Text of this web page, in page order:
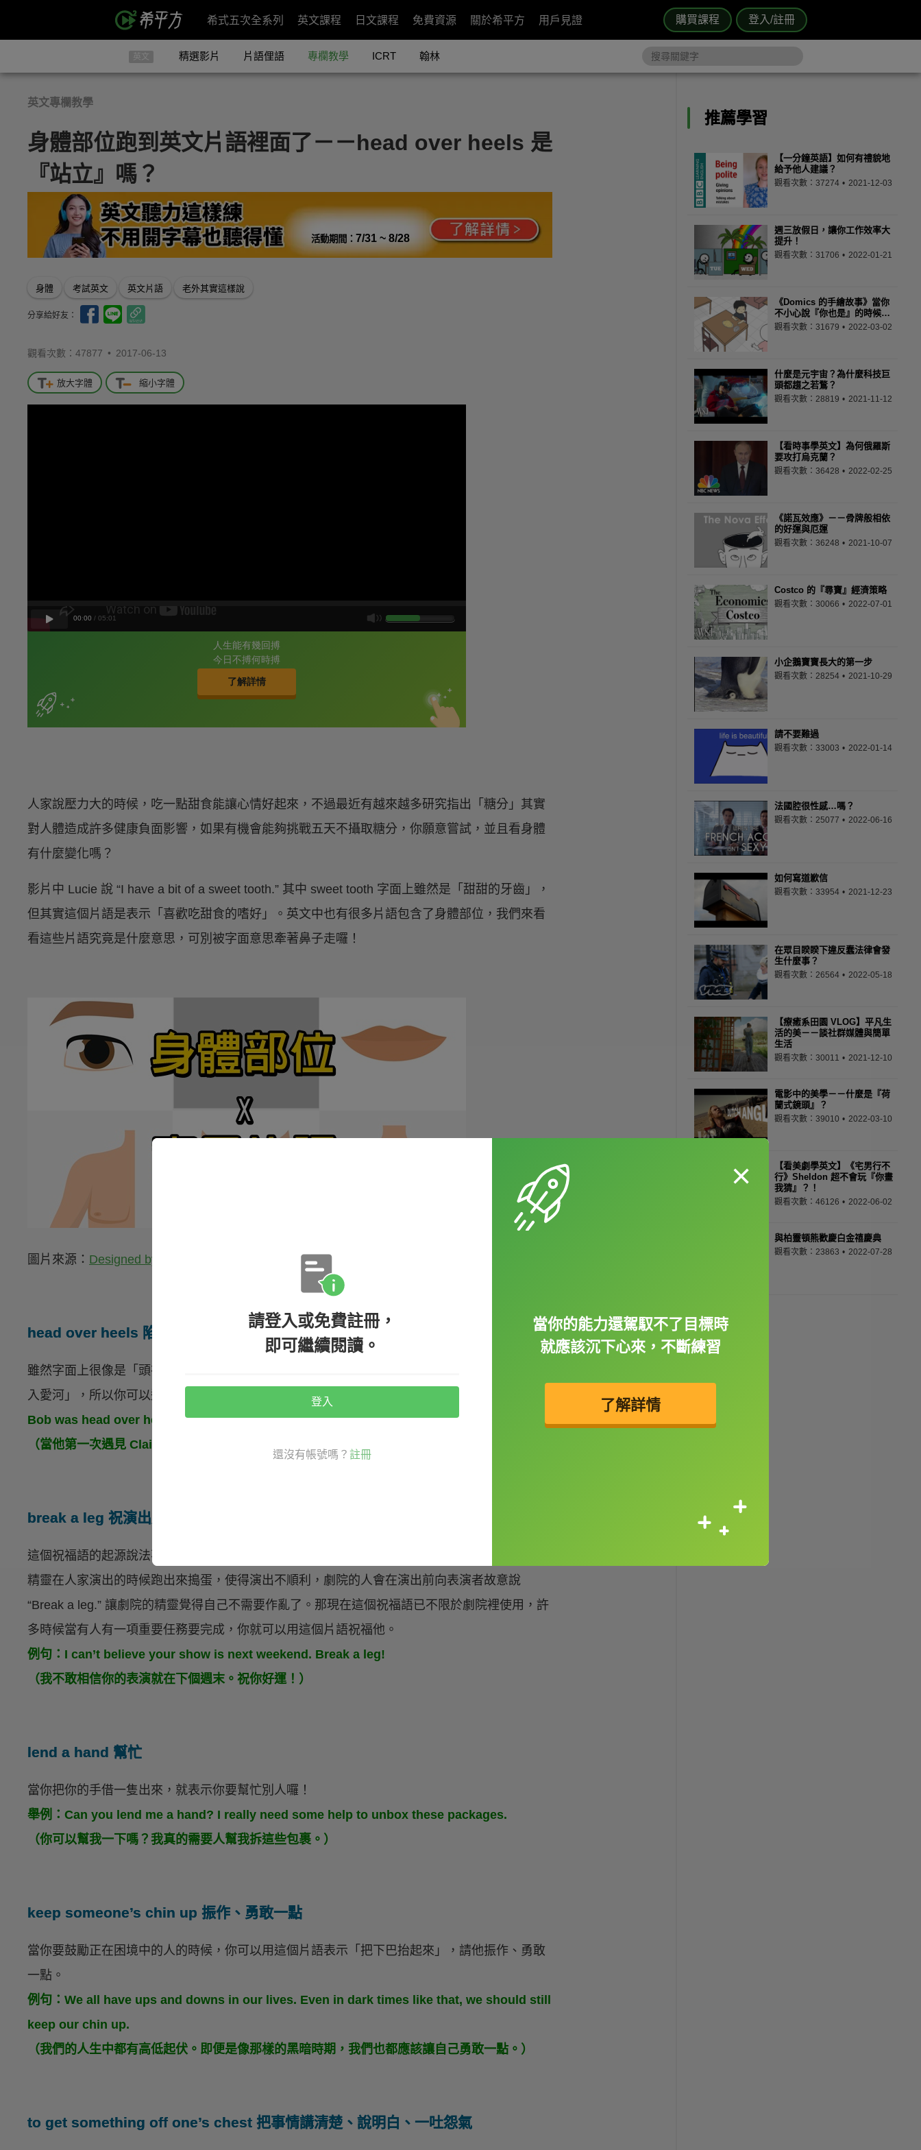
購買課程 登入/註冊
希式五次全系列 英文課程 日文課程 免費資源 關於希平方 用戶見證
英文 精選影片 片語俚語 專欄教學 ICRT 翰林
英文專欄教學
身體部位跑到英文片語裡面了－－head over heels 是
『站立』嗎？
活動期間： 7/31 ~ 8/28
身體 考試英文 英文片語 老外其實這樣說
分享給好友：
觀看次數：47877 • 2017-06-13
放大字體 縮小字體
人家說壓力大的時候，吃一點甜食能讓心情好起來，不過最近有越來越多研究指出「糖分」其實
對人體造成許多健康負面影響，如果有機會能夠挑戰五天不攝取糖分，你願意嘗試，並且看身體
有什麼變化嗎？
影片中 Lucie 說 “I have a bit of a sweet tooth.” 其中 sweet tooth 字面上雖然是「甜甜的牙齒」，
但其實這個片語是表示「喜歡吃甜食的嗜好」。英文中也有很多片語包含了身體部位，我們來看
看這些片語究竟是什麼意思，可別被字面意思牽著鼻子走囉！
圖片來源： Designed by Freepik
head over heels 陷入愛河
雖然字面上很像是「頭在腳跟之上」，但可別把它解讀成「站立」的意思啦！這個片語是說「陷
入愛河」，所以你可以這樣用：
Bob was head over heels when he first met Claire.
（當他第一次遇見 Claire 的時候，Bob 就陷入愛河了。）
break a leg 祝演出順利
這個祝福語的起源說法不一，有一種起源是以前的人相信劇院中會有惡作劇的精靈，為了不要讓
精靈在人家演出的時候跑出來搗蛋，使得演出不順利，劇院的人會在演出前向表演者故意說
“Break a leg.” 讓劇院的精靈覺得自己不需要作亂了。那現在這個祝福語已不限於劇院裡使用，許
多時候當有人有一項重要任務要完成，你就可以用這個片語祝福他。
例句：I can’t believe your show is next weekend. Break a leg!
（我不敢相信你的表演就在下個週末。祝你好運！）
lend a hand 幫忙
當你把你的手借一隻出來，就表示你要幫忙別人囉！
舉例：Can you lend me a hand? I really need some help to unbox these packages.
（你可以幫我一下嗎？我真的需要人幫我拆這些包裹。）
keep someone’s chin up 振作、勇敢一點
當你要鼓勵正在困境中的人的時候，你可以用這個片語表示「把下巴抬起來」，請他振作、勇敢
一點。
例句：We all have ups and downs in our lives. Even in dark times like that, we should still
keep our chin up.
（我們的人生中都有高低起伏。即便是像那樣的黑暗時期，我們也都應該讓自己勇敢一點。）
to get something off one’s chest 把事情講清楚、說明白、一吐怨氣
推薦學習
【一分鐘英語】如何有禮貌地
給予他人建議？
觀看次數：37274 2021-12-03
週三放假日，讓你工作效率大
提升！
觀看次數：31706 2022-01-21
《Domics 的手繪故事》當你
不小心說『你也是』的時候…
觀看次數：31679 2022-03-02
什麼是元宇宙？為什麼科技巨
頭都趨之若鶩？
觀看次數：28819 2021-11-12
【看時事學英文】為何俄羅斯
要攻打烏克蘭？
觀看次數：36428 2022-02-25
《諾瓦效應》－－骨牌般相依
的好運與厄運
觀看次數：36248 2021-10-07
Costco 的『尋寶』經濟策略
觀看次數：30066 2022-07-01
小企鵝寶寶長大的第一步
觀看次數：28254 2021-10-29
請不要難過
觀看次數：33003 2022-01-14
法國腔很性感…嗎？
觀看次數：25077 2022-06-16
如何寫道歉信
觀看次數：33954 2021-12-23
在眾目睽睽下違反蠢法律會發
生什麼事？
觀看次數：26564 2022-05-18
【療癒系田園 VLOG】平凡生
活的美－－談社群媒體與簡單
生活
觀看次數：30011 2021-12-10
電影中的美學－－什麼是『荷
蘭式鏡頭』？
觀看次數：39010 2022-03-10
【看美劇學英文】《宅男行不
行》Sheldon 超不會玩『你畫
我猜』？！
觀看次數：46126 2022-06-02
與柏靈頓熊歡慶白金禧慶典
觀看次數：23863 2022-07-28
×
請登入或免費註冊，
即可繼續閱讀。
登入
還沒有帳號嗎？ 註冊
當你的能力還駕馭不了目標時
就應該沉下心來，不斷練習
了解詳情